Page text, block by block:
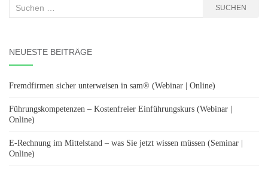
Suchen
SUCHEN
NEUESTE BEITRÄGE
Fremdfirmen sicher unterweisen in sam® (Webinar | Online)
Führungskompetenzen – Kostenfreier Einführungskurs (Webinar |
Online)
E-Rechnung im Mittelstand – was Sie jetzt wissen müssen (Seminar |
Online)